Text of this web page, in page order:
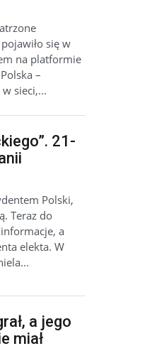
się w
na platformie
–
sieci,...
21-
Polski,
Teraz do
a
elekta. W
a jego
miał